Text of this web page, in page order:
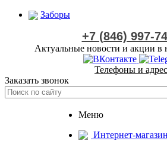
Заборы
+7 (846) 997-
Актуальные новости и акции в
Телефоны и
Заказать звонок
Меню
Интернет-магазин